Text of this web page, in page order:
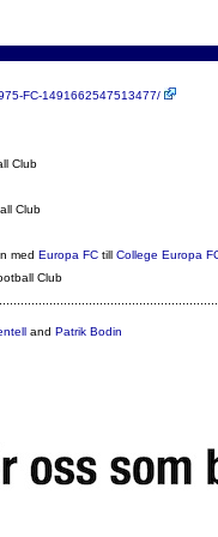
FC-1491662547513477/
Club
Club
med Europa FC till College Europa
Club
and Patrik Bodin